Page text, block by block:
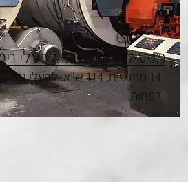
מפעילי דוד קיטור לבעלי
14 מפגשים, 114 ש"א. לבעלי
לפחות.